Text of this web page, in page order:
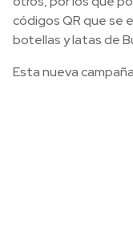
códigos QR que se
botellas y latas de
Esta nueva